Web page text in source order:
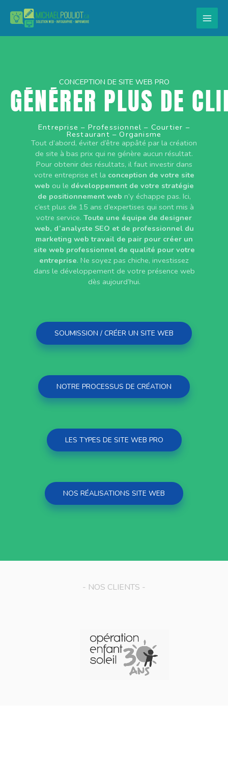
contenu
CONCEPTION DE SITE WEB PRO
GÉNÉRER PLUS DE
GRIMPER AU
Entreprise – Professionnel – Courtier –
Restaurant – Organisme
Tout d’abord, éviter d’être appâté par la création
de site à bas prix qui ne génère aucun résultat.
Pour obtenir des résultats, il faut investir dans
votre entreprise et la conception de votre site
web ou le développement de votre stratégie
de positionnement web n’y échappe pas. Ici,
c’est plus de 15 ans d’expertises qui sont mis à
votre service. Toute une équipe de designer
web, d’analyste SEO et de professionnel du
marketing web travail de pair pour créer un
site web professionnel de qualité pour votre
entreprise. Ne soyez pas chiche, investissez
dans le développement de votre présence web
dès aujourd’hui.
SOUMISSION / CRÉER UN SITE WEB
NOTRE PROCESSUS DE CRÉATION
LES TYPES DE SITE WEB PRO
NOS RÉALISATIONS SITE WEB
- NOS CLIENTS -